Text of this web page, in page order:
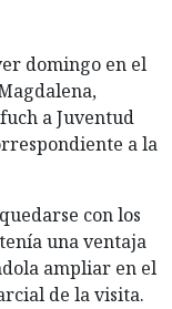
domingo en el
a Juventud
a la
con los
una ventaja
ampliar en el
de la visita.